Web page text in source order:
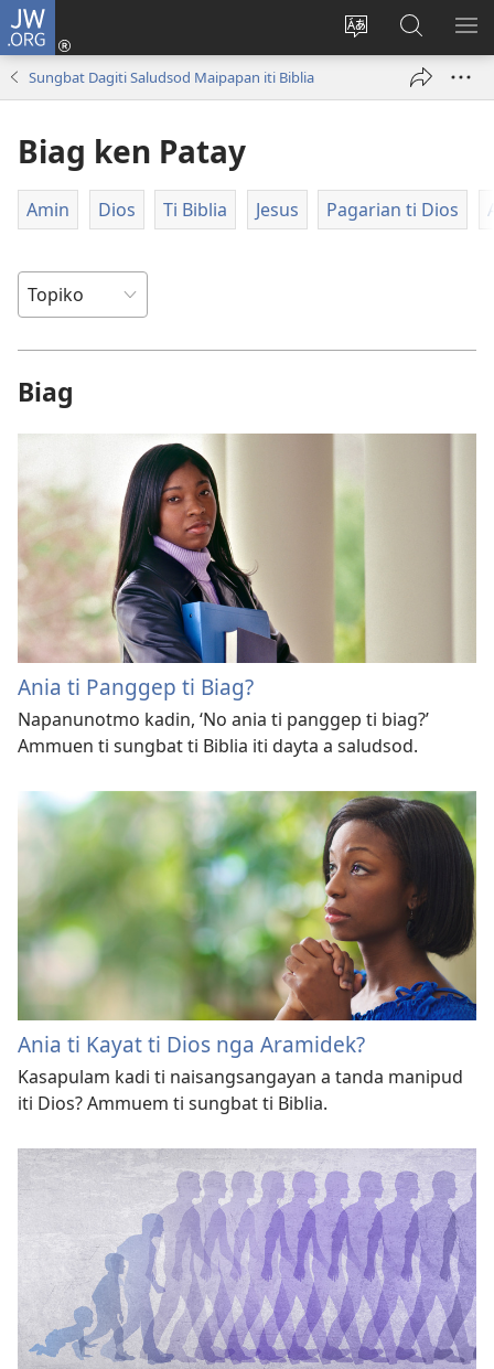
JW.ORG
Baliwan
lengguahe
Ag-
log
(manglukat
window)
Agbirok
iti
JW.ORG
Sungbat Dagiti Saludsod Maipapan iti Biblia
Biag ken Patay
Amin Dios Ti Biblia Jesus Pagarian ti Dios
Biag
Ania ti Panggep ti Biag?
Napanunotmo kadin, ‘No ania ti panggep ti biag?’
Ammuen ti sungbat ti Biblia iti dayta a saludsod.
Ania ti Kayat ti Dios nga Aramidek?
Kasapulam kadi ti naisangsangayan a tanda manipud
iti Dios? Ammuem ti sungbat ti Biblia.